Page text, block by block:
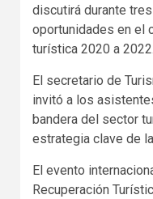
discutirá durante
oportunidades en el
turística 2020 a 2022.
El secretario de
invitó a los
bandera del sector
estrategia clave de
El evento
Recuperación